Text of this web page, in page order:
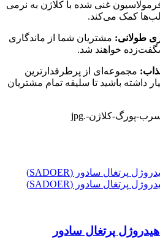
غنی شده با کلاژن به نرمی
لب‌ها کمک می‌کند.
طولانی: مشتریان شما از ماندگاری
خواهند شد.
مجموعه‌ای از پرطرفدارترین
داشته باشید تا سلیقه تمام مشتریان
پرتغال سادور